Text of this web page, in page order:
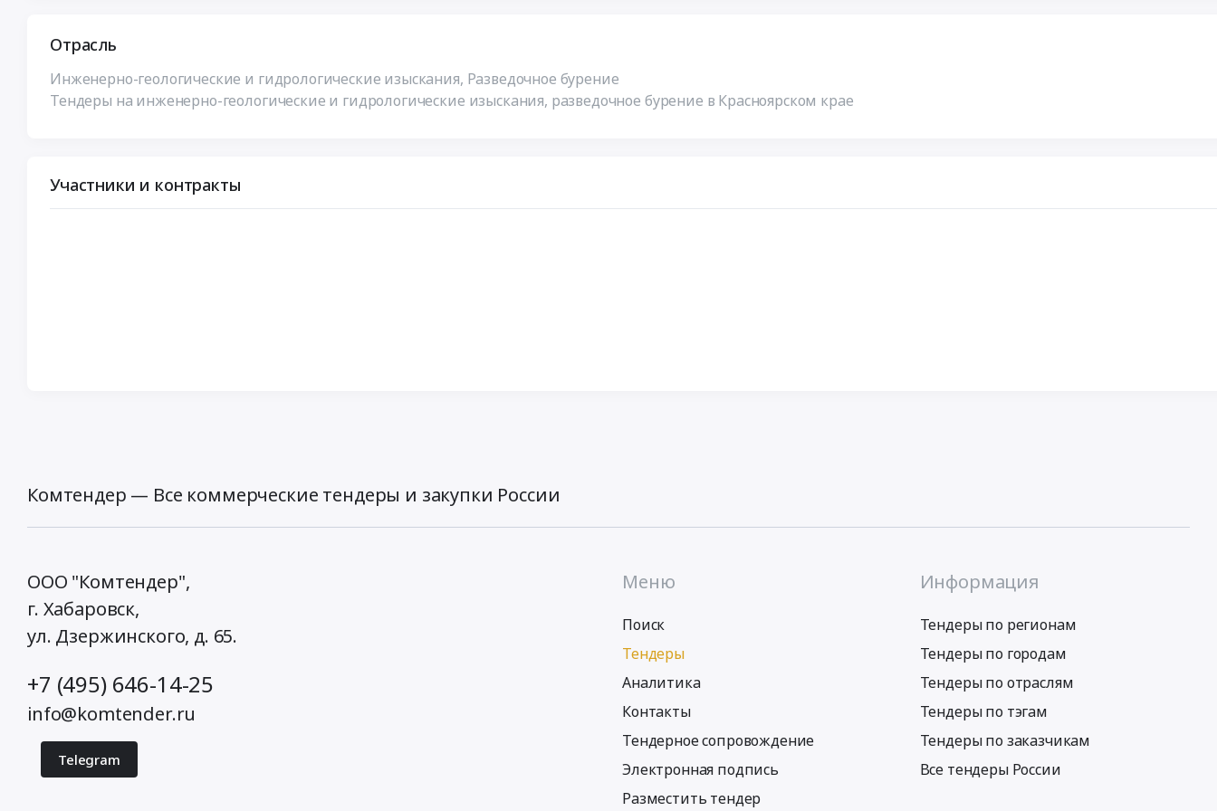
Отрасль
Инженерно-геологические и гидрологические изыскания, Разведочное бурение
Тендеры на инженерно-геологические и гидрологические изыскания, разведочное бурение в Красноярском крае
Участники и контракты
Комтендер — Все коммерческие тендеры и закупки России
ООО "Комтендер",
г. Хабаровск,
ул. Дзержинского, д. 65.
+7 (495) 646-14-25
info@komtender.ru
Telegram
Меню
Поиск
Тендеры
Аналитика
Контакты
Тендерное сопровождение
Электронная подпись
Разместить тендер
Информация
Тендеры по регионам
Тендеры по городам
Тендеры по отраслям
Тендеры по тэгам
Тендеры по заказчикам
Все тендеры России